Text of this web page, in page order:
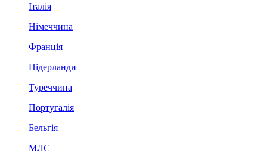
Італія
Німеччина
Франція
Нідерланди
Туреччина
Португалія
Бельгія
МЛС